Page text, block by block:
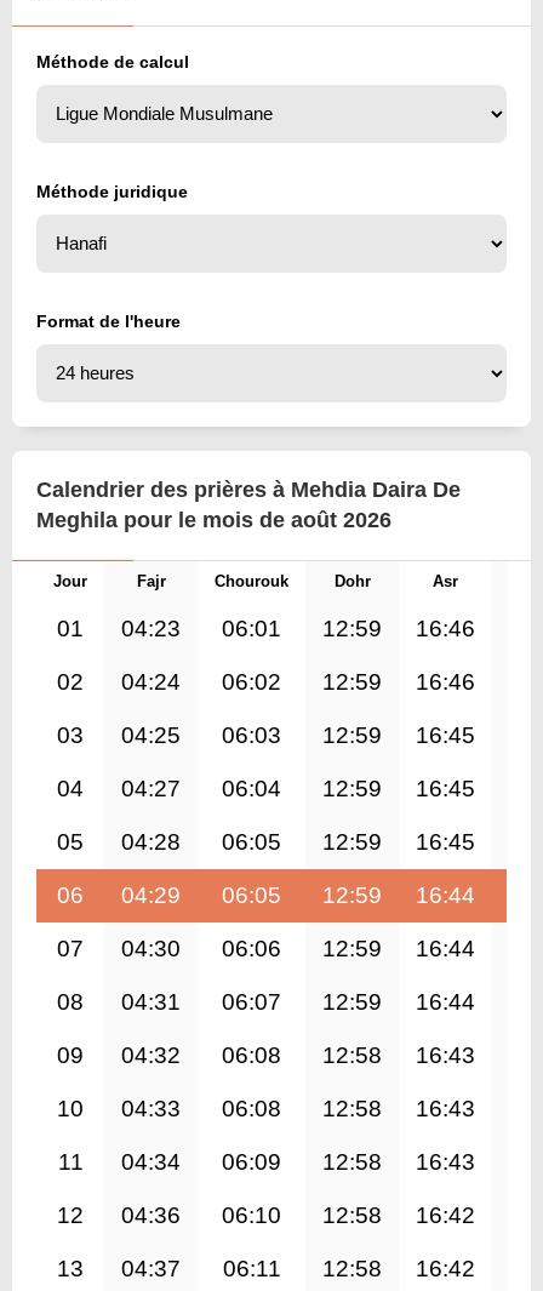
Méthode de calcul
Méthode juridique
Format de l'heure
Calendrier des prières à Mehdia Daira De
Meghila pour le mois de août 2026
Jour Fajr Chourouk Dohr Asr
01 04:23 06:01 12:59 16:46
02 04:24 06:02 12:59 16:46
03 04:25 06:03 12:59 16:45
04 04:27 06:04 12:59 16:45
05 04:28 06:05 12:59 16:45
06 04:29 06:05 12:59 16:44
07 04:30 06:06 12:59 16:44
08 04:31 06:07 12:59 16:44
09 04:32 06:08 12:58 16:43
10 04:33 06:08 12:58 16:43
11 04:34 06:09 12:58 16:43
12 04:36 06:10 12:58 16:42
13 04:37 06:11 12:58 16:42